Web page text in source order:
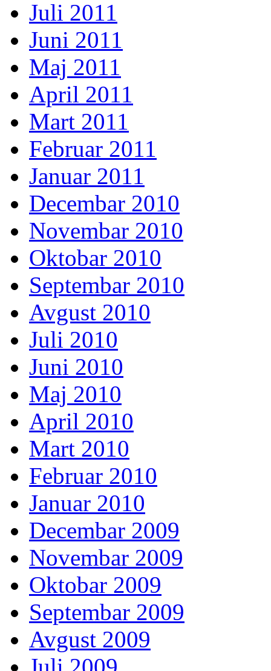
Juli 2011
Juni 2011
Maj 2011
April 2011
Mart 2011
Februar 2011
Januar 2011
Decembar 2010
Novembar 2010
Oktobar 2010
Septembar 2010
Avgust 2010
Juli 2010
Juni 2010
Maj 2010
April 2010
Mart 2010
Februar 2010
Januar 2010
Decembar 2009
Novembar 2009
Oktobar 2009
Septembar 2009
Avgust 2009